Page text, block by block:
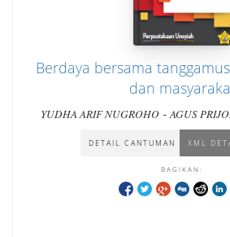
Berdaya bersama
dan
YUDHA ARIF NUGROHO-AGUS
DETAIL CANTUMAN XML
BAGIKAN: